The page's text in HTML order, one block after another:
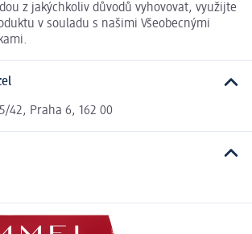
z jakýchkoliv důvodů vyhovovat, využijte
v souladu s našimi Všeobecnými
42, Praha 6, 162 00